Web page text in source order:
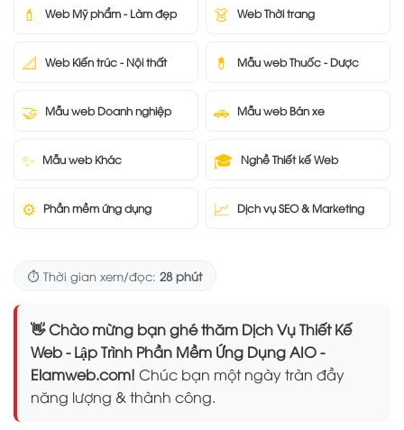
💄 Web Mỹ phẩm - Làm đẹp 👗 Web Thời trang
📐 Web Kiến trúc - Nội thất 💊 Mẫu web Thuốc - Dược
🤝 Mẫu web Doanh nghiệp 🚗 Mẫu web Bán xe
✨ Mẫu web Khác 🎓 Nghề Thiết kế Web
⚙️ Phần mềm ứng dụng 📈 Dịch vụ SEO & Marketing
⏱️ Thời gian xem/đọc: 28 phút
👋 Chào mừng bạn ghé thăm Dịch Vụ Thiết Kế
Web - Lập Trình Phần Mềm Ứng Dụng AIO -
Elamweb.com! Chúc bạn một ngày tràn đầy
năng lượng & thành công.